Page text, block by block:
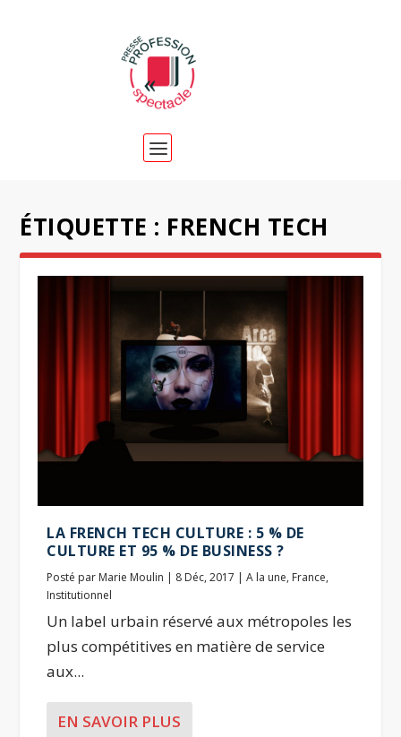
ÉTIQUETTE : FRENCH TECH
LA FRENCH TECH CULTURE : 5 % DE
CULTURE ET 95 % DE BUSINESS ?
Posté par Marie Moulin | 8 Déc, 2017 |A la une, France,
Institutionnel
Un label urbain réservé aux métropoles les
plus compétitives en matière de service
aux...
EN SAVOIR PLUS